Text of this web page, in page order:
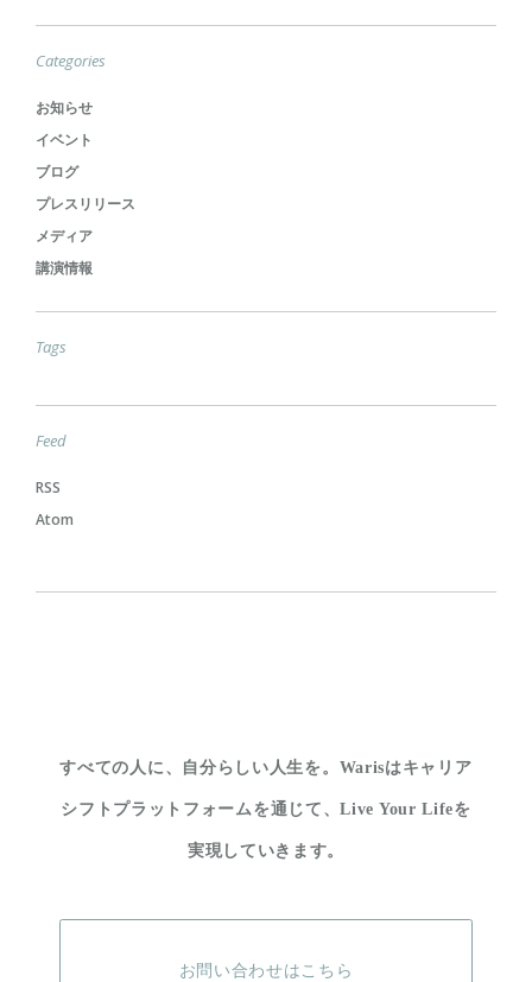
Categories
お知らせ
イベント
ブログ
プレスリリース
メディア
講演情報
Tags
Feed
RSS
Atom
すべての人に、自分らしい人生を。 Warisはキャリア
シフトプラットフォームを通じて、Live Your Lifeを
実現していきます。
お問い合わせはこちら